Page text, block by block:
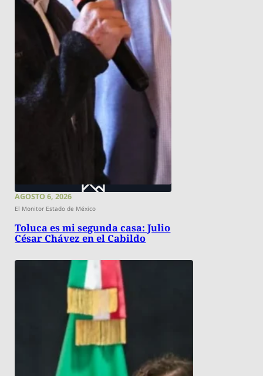
AGOSTO 6, 2026
El Monitor Estado de México
Toluca es mi segunda casa: Julio
César Chávez en el Cabildo